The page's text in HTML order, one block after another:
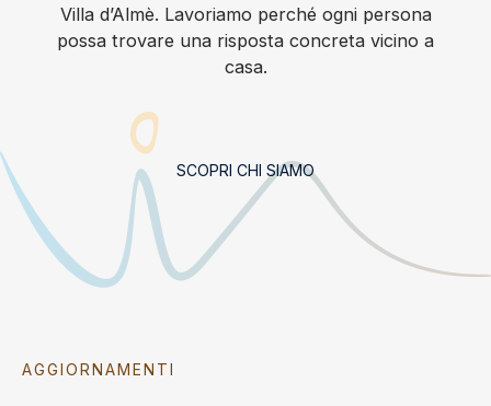
Villa d’Almè. Lavoriamo perché ogni persona
possa trovare una risposta concreta vicino a
casa.
SCOPRI CHI SIAMO
AGGIORNAMENTI